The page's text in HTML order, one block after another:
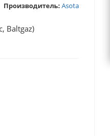
Производитель: Asota
Baltgaz)